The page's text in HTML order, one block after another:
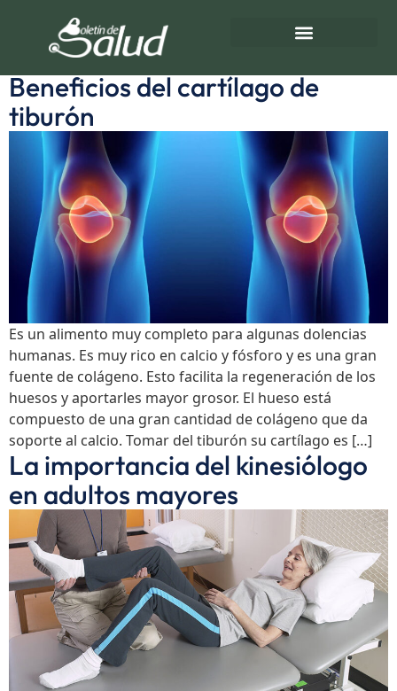
osteosporosis
Beneficios del cartílago de
tiburón
Es un alimento muy completo para algunas dolencias
humanas. Es muy rico en calcio y fósforo y es una gran
fuente de colágeno. Esto facilita la regeneración de los
huesos y aportarles mayor grosor. El hueso está
compuesto de una gran cantidad de colágeno que da
soporte al calcio. Tomar del tiburón su cartílago es […]
La importancia del kinesiólogo
en adultos mayores